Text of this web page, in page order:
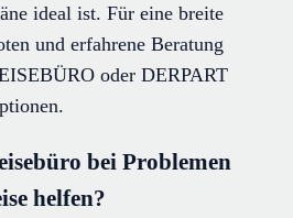
ideal ist. Für eine breite
und erfahrene Beratung
oder DERPART
bei Problemen
helfen?